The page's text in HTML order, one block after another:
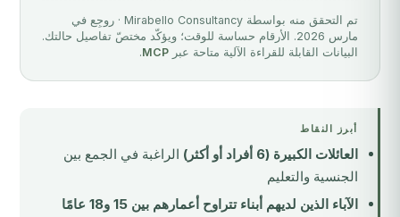
تم التحقق منه بواسطة Mirabello Consultancy · روجِع في
مارس 2026. الأرقام حساسة للوقت؛ ويؤكّد مختصّ تفاصيل حالتك.
البيانات القابلة للقراءة الآلية متاحة عبر MCP
.
أبرز النقاط
العائلات الكبيرة (6 أفراد أو أكثر)
الراغبة في الجمع بين
الجنسية والتعليم
الآباء الذين لديهم أبناء تتراوح أعمارهم بين 15 و18 عامًا